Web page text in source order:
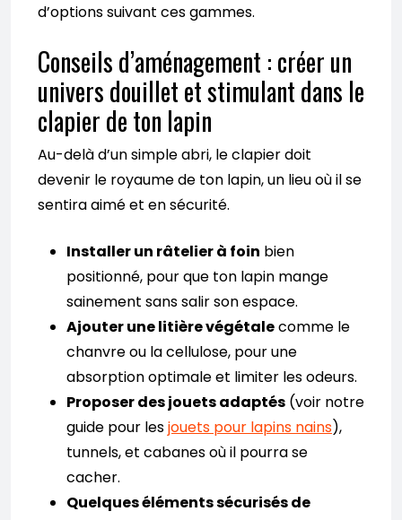
d’options suivant ces gammes.
Conseils d’aménagement : créer un
univers douillet et stimulant dans le
clapier de ton lapin
Au-delà d’un simple abri, le clapier doit
devenir le royaume de ton lapin, un lieu où il se
sentira aimé et en sécurité.
Installer un râtelier à foin bien
positionné, pour que ton lapin mange
sainement sans salir son espace.
Ajouter une litière végétalecomme le
chanvre ou la cellulose, pour une
absorption optimale et limiter les odeurs.
Proposer des jouets adaptés (voir notre
guide pour lesjouets pour lapins nains),
tunnels, et cabanes où il pourra se
cacher.
Quelques éléments sécurisés de